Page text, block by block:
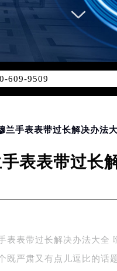
609-9509
盖中国大陆、香港、澳门
602室（需提前预约）
室（需提前预约）
1803室（需提前预约）
层1604室（需提前预约）
兰手表表带过长解决办法
表表带过长
表表带过长解决办法大全
既严肃又有点儿逗比的